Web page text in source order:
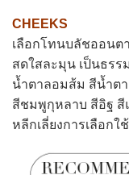
CHEEKS
เลือกโทนบลัชออนต
สดใสละมุน เป็นธร
น้ำตาลอมส้ม สีน้ำต
สีชมพูกุหลาบ สีอิฐ สี
หลีกเลี่ยงการเลือก